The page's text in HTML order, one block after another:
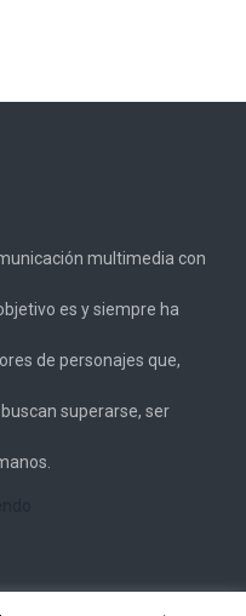
multimedia con
es y siempre ha
de personajes que,
superarse, ser